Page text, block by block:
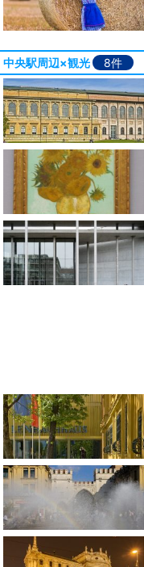
中央駅周辺×観光 8件